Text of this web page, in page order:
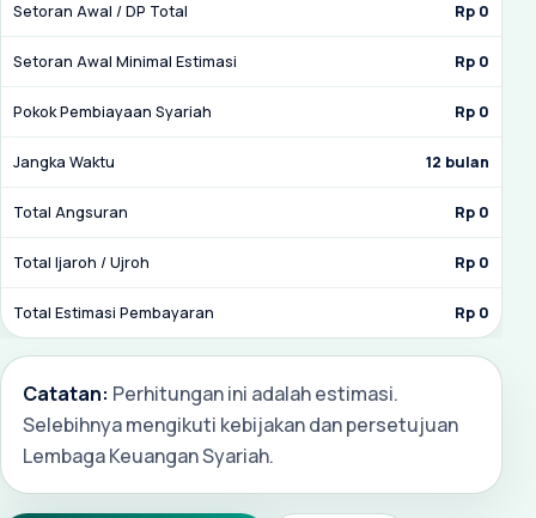
Setoran Awal / DP Total Rp 0
Setoran Awal Minimal Estimasi Rp 0
Pokok Pembiayaan Syariah Rp 0
Jangka Waktu 12 bulan
Total Angsuran Rp 0
Total Ijaroh / Ujroh Rp 0
Total Estimasi Pembayaran Rp 0
Catatan: Perhitungan ini adalah estimasi.
Selebihnya mengikuti kebijakan dan persetujuan
Lembaga Keuangan Syariah.